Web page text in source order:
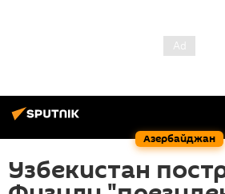
Азербайджан
Узбекистан